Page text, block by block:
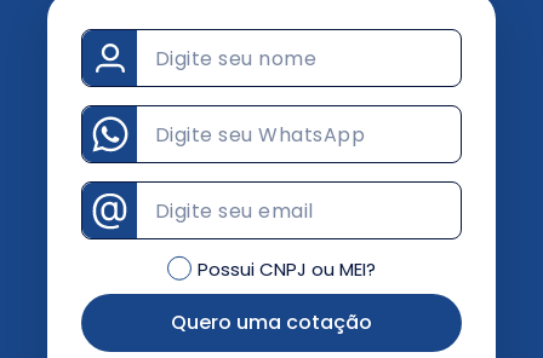
Possui CNPJ ou MEI?
Quero uma cotação